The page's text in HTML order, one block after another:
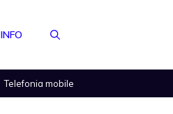
INFO
Telefonia mobile